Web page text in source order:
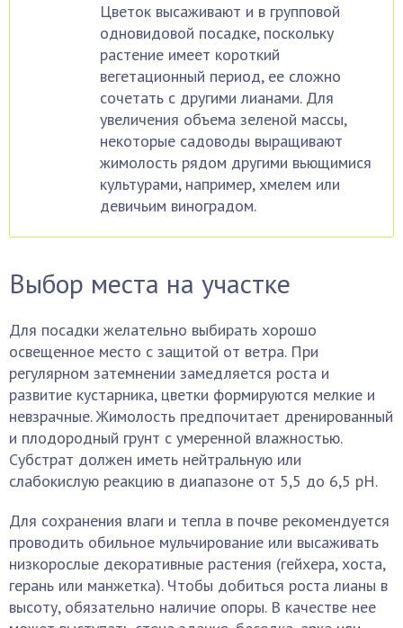
Цветок высаживают и в групповой
одновидовой посадке, поскольку
растение имеет короткий
вегетационный период, ее сложно
сочетать с другими лианами. Для
увеличения объема зеленой массы,
некоторые садоводы выращивают
жимолость рядом другими вьющимися
культурами, например, хмелем или
девичьим виноградом.
Выбор места на участке
Для посадки желательно выбирать хорошо
освещенное место с защитой от ветра. При
регулярном затемнении замедляется роста и
развитие кустарника, цветки формируются мелкие и
невзрачные. Жимолость предпочитает дренированный
и плодородный грунт с умеренной влажностью.
Субстрат должен иметь нейтральную или
слабокислую реакцию в диапазоне от 5,5 до 6,5 pH.
Для сохранения влаги и тепла в почве рекомендуется
проводить обильное мульчирование или высаживать
низкорослые декоративные растения (гейхера, хоста,
герань или манжетка). Чтобы добиться роста лианы в
высоту, обязательно наличие опоры. В качестве нее